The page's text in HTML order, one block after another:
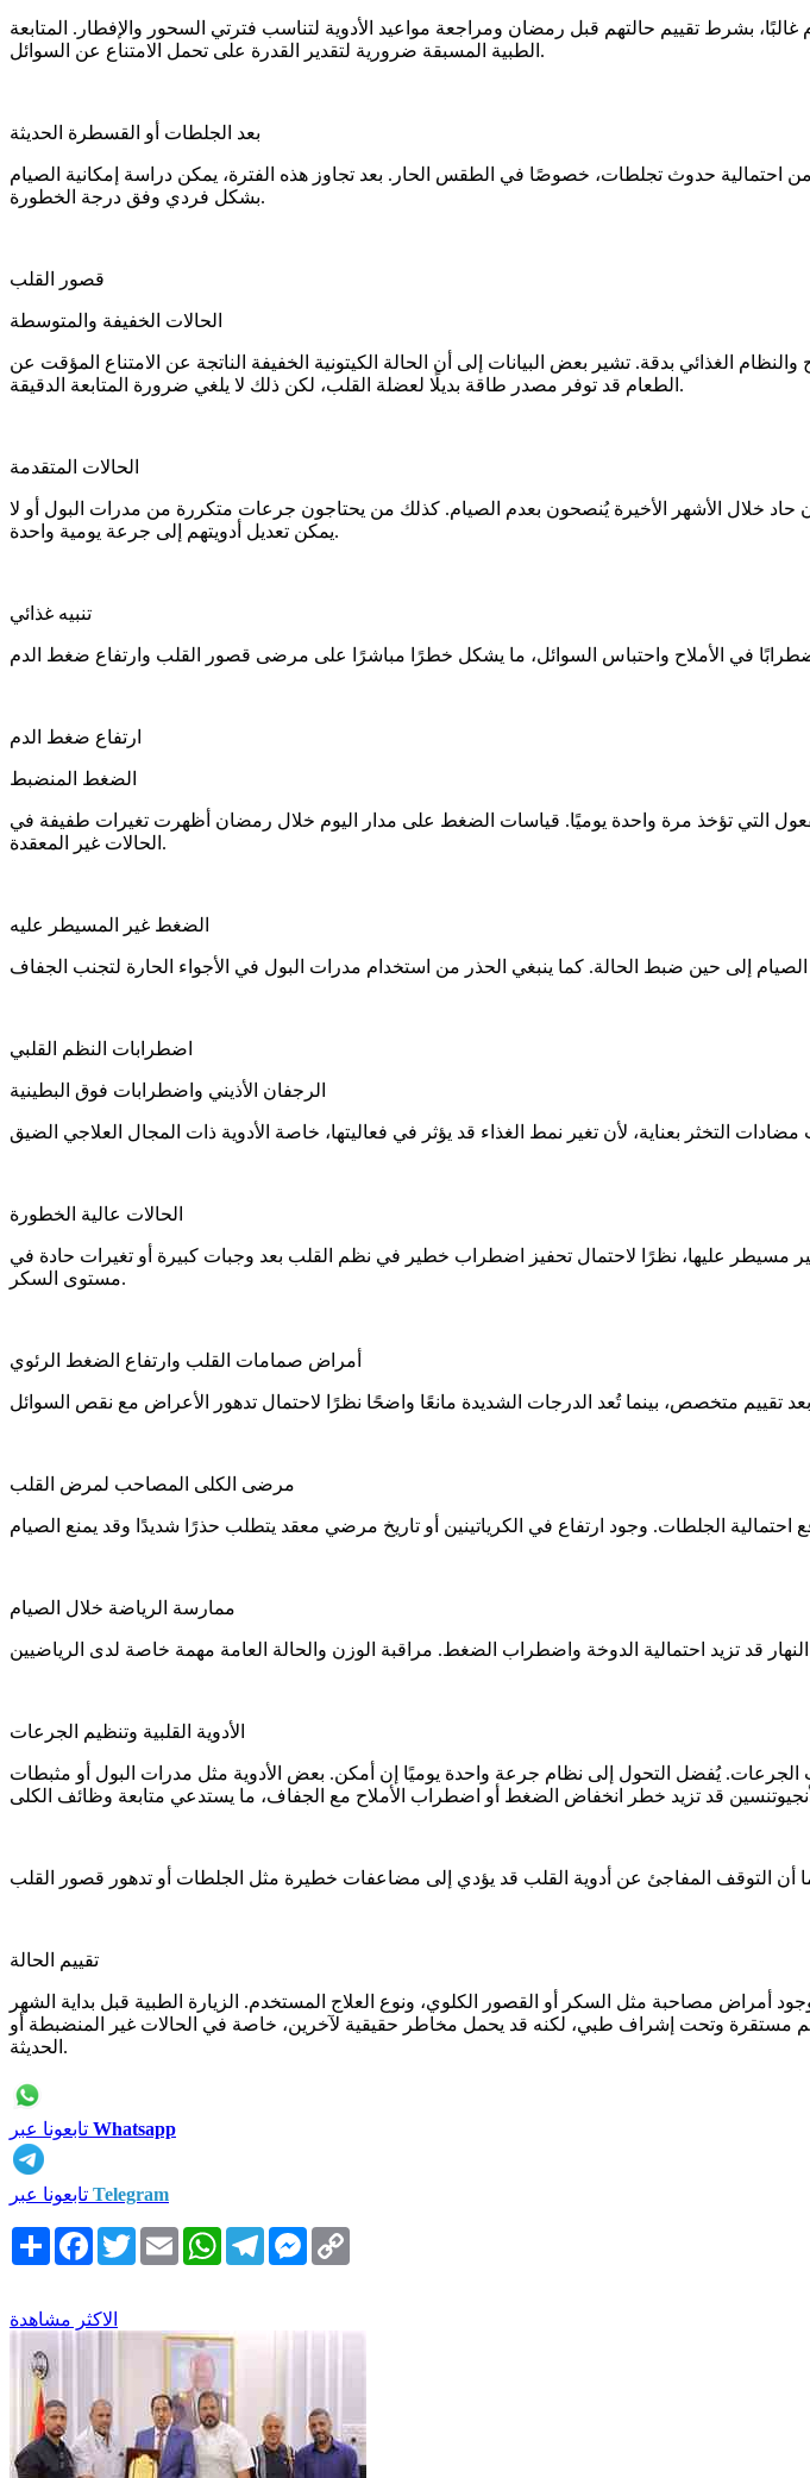
بشرط تقييم حالتهم قبل رمضان ومراجعة مواعيد الأدوية لتناسب فترتي السحور والإفطار. المتابعة
الطبية المسبقة ضرورية لتقدير القدرة على تحمل الامتناع عن السوائل.
بعد الجلطات أو القسطرة الحديثة
من احتمالية حدوث تجلطات، خصوصًا في الطقس الحار. بعد تجاوز هذه الفترة، يمكن دراسة إمكانية الصيام
بشكل فردي وفق درجة الخطورة.
قصور القلب
الحالات الخفيفة والمتوسطة
الغذائي بدقة. تشير بعض البيانات إلى أن الحالة الكيتونية الخفيفة الناتجة عن الامتناع المؤقت عن
الطعام قد توفر مصدر طاقة بديلًا لعضلة القلب، لكن ذلك لا يلغي ضرورة المتابعة الدقيقة.
الحالات المتقدمة
خلال الأشهر الأخيرة يُنصحون بعدم الصيام. كذلك من يحتاجون جرعات متكررة من مدرات البول أو لا
يمكن تعديل أدويتهم إلى جرعة يومية واحدة.
تنبيه غذائي
ارتفاع ضغط الدم
الضغط المنضبط
التي تؤخذ مرة واحدة يوميًا. قياسات الضغط على مدار اليوم خلال رمضان أظهرت تغيرات طفيفة في
الحالات غير المعقدة.
الضغط غير المسيطر عليه
اضطرابات النظم القلبي
الرجفان الأذيني واضطرابات فوق البطينية
الحالات عالية الخطورة
غير مسيطر عليها، نظرًا لاحتمال تحفيز اضطراب خطير في نظم القلب بعد وجبات كبيرة أو تغيرات حادة في
مستوى السكر.
أمراض صمامات القلب وارتفاع الضغط الرئوي
مرضى الكلى المصاحب لمرض القلب
ممارسة الرياضة خلال الصيام
الأدوية القلبية وتنظيم الجرعات
يُفضل التحول إلى نظام جرعة واحدة يوميًا إن أمكن. بعض الأدوية مثل مدرات البول أو مثبطات
تقييم الحالة
أمراض مصاحبة مثل السكر أو القصور الكلوي، ونوع العلاج المستخدم. الزيارة الطبية قبل بداية الشهر
مستقرة وتحت إشراف طبي، لكنه قد يحمل مخاطر حقيقية لآخرين، خاصة في الحالات غير المنضبطة أو
الحديثة.
Whatsapp
Telegram
انشر Facebook
TwitterEmail WhatsAppTelegramMessenger
الاكثر مشاهدة